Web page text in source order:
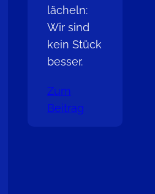
lächeln:
Wir sind
kein Stück
besser.
Zum
Beitrag